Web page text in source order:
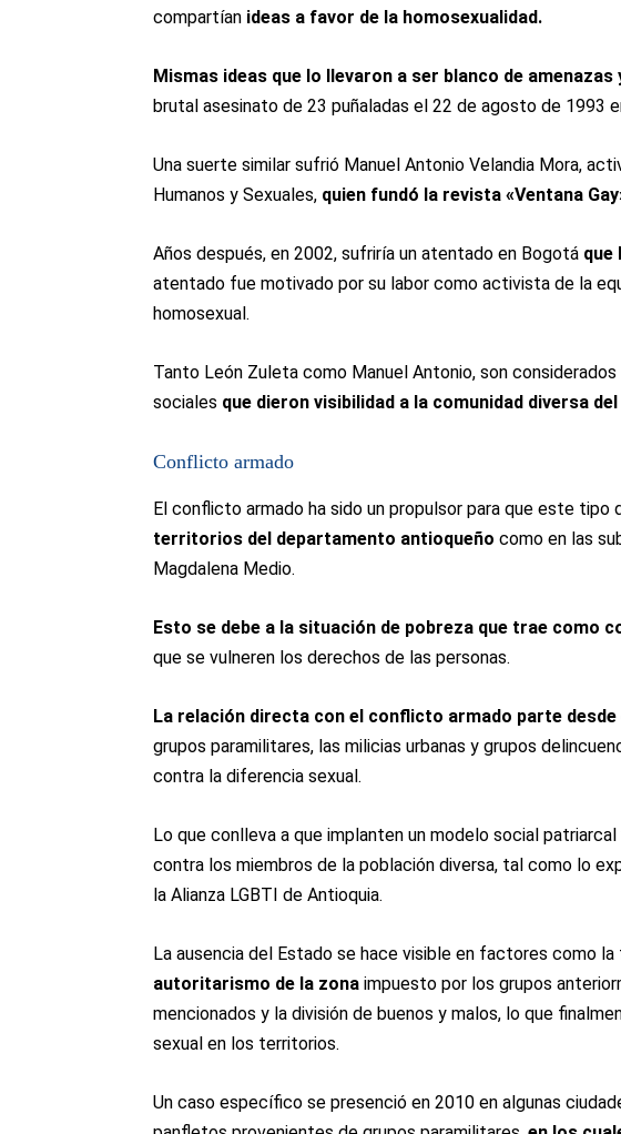
compartían ideas a favor de la homosexualidad.
Mismas ideas que lo llevaron a ser blanco de
brutal asesinato de 23 puñaladas el 22 de agosto de 1993
Una suerte similar sufrió Manuel Antonio Velandia Mora,
Humanos y Sexuales, quien fundó la revista «​Ventana
Años después, en 2002, sufriría un atentado en Bogotá que
atentado fue motivado por su labor como activista de la
homosexual.
Tanto León Zuleta como Manuel Antonio, son
sociales que dieron visibilidad a la comunidad diversa
Conflicto armado
El conflicto armado ha sido un propulsor para que este tipo
territorios del departamento antioqueño como en las
Magdalena Medio.
Esto se debe a la situación de pobreza que trae como
que se vulneren los derechos de las personas.
La relación directa con el conflicto armado parte
grupos paramilitares, las milicias urbanas y grupos
contra la diferencia sexual.
Lo que conlleva a que implanten un modelo social
contra los miembros de la población diversa, tal como lo
la Alianza LGBTI de Antioquia.
La ausencia del Estado se hace visible en factores como
autoritarismo de la zona impuesto por los grupos
mencionados y la división de buenos y malos, lo que
sexual en los territorios.
Un caso específico se presenció en 2010 en algunas